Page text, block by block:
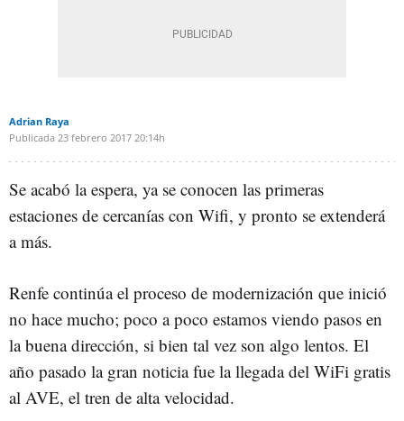
Adrian Raya
Publicada 23 febrero 2017 20:14h
Se acabó la espera, ya se conocen las primeras
estaciones de cercanías con Wifi, y pronto se extenderá
a más.
Renfe continúa el proceso de modernización que inició
no hace mucho; poco a poco estamos viendo pasos en
la buena dirección, si bien tal vez son algo lentos. El
año pasado la gran noticia fue la llegada del WiFi gratis
al AVE, el tren de alta velocidad.